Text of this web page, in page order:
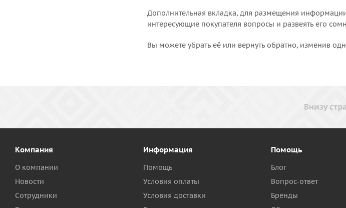
Дополнительная вкладка, для размещения
интересующие покупателя вопросы и развеять его
Вы можете убрать её или вернуть обратно, изменив
Компания
О компании
Новости
Сотрудники
Информация
Помощь
Условия оплаты
Условия доставки
Помощь
Блог
Вопрос-ответ
Бренды